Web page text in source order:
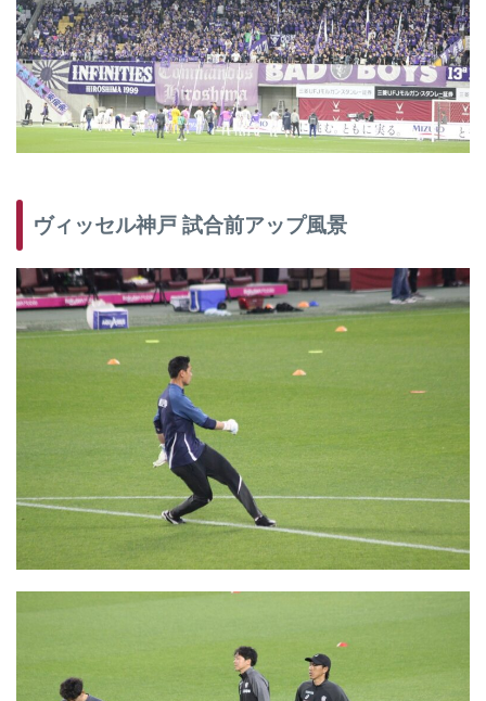
ヴィッセル神戸 試合前アップ風景